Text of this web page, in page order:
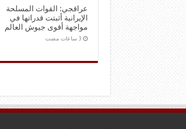
عراقجي: القوات المسلحة
الإيرانية أثبتت قدراتها في
مواجهة أقوى جيوش العالم